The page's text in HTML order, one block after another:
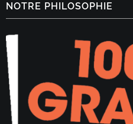
NOTRE PHILOSOPHIE